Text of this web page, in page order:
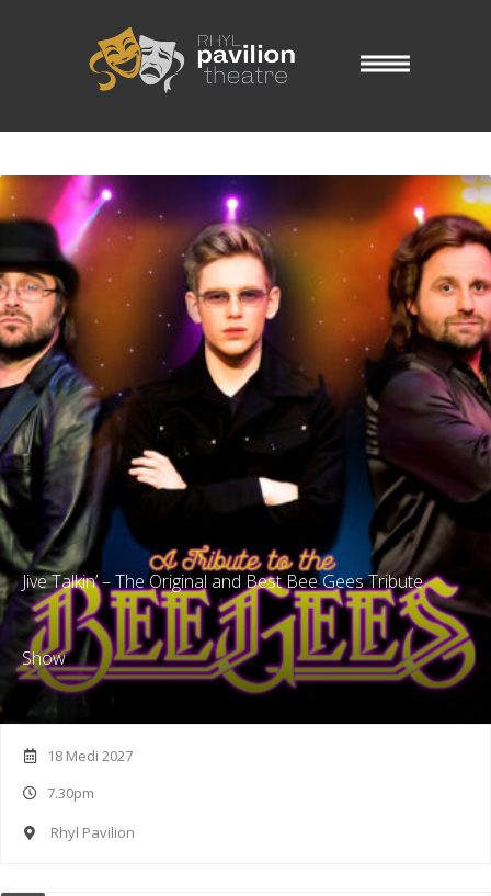
Jive Talkin’ – The Original and Best Bee Gees Tribute
Show
18 Medi 2027
7.30pm
Rhyl Pavilion